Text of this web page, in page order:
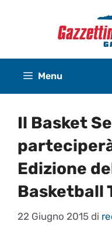
Menu
Il Basket
Edizione
Basketball
22 Giugno 2015 di